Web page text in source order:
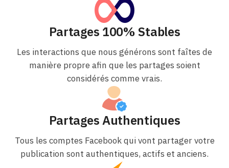
Partages 100% Stables
Les interactions que nous générons sont faîtes de
manière propre afin que les partages soient
considérés comme vrais.
Partages Authentiques
Tous les comptes Facebook qui vont partager votre
publication sont authentiques, actifs et anciens.